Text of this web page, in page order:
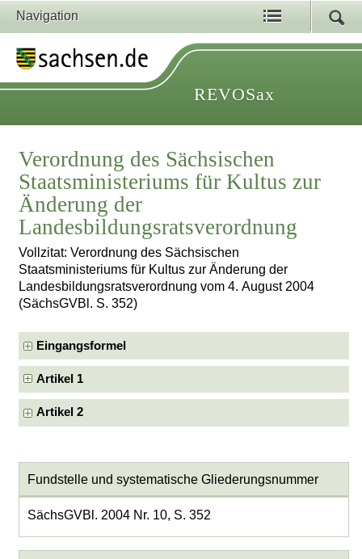
Navigation
REVOSax
Verordnung des Sächsischen
Staatsministeriums für Kultus zur
Änderung der
Landesbildungsratsverordnung
Vollzitat: Verordnung des Sächsischen
Staatsministeriums für Kultus zur Änderung der
Landesbildungsratsverordnung vom 4. August 2004
(SächsGVBl. S. 352)
Eingangsformel
Artikel 1
Artikel 2
Fundstelle und systematische Gliederungsnummer
SächsGVBl. 2004 Nr. 10, S. 352